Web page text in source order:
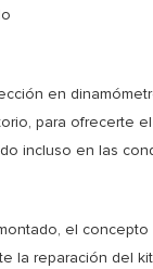
en
para ofrecerte el
incluso en las
el concepto
la reparación del